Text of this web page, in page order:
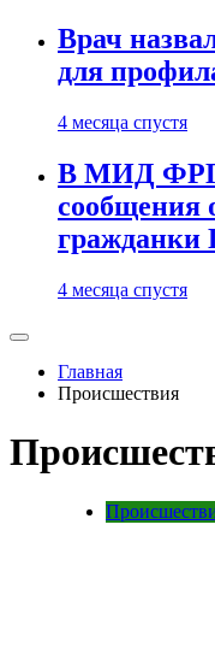
Врач
для
4 месяца спустя
В МИД ФРГ
сообщения
гражданки
4 месяца спустя
Главная
Происшествия